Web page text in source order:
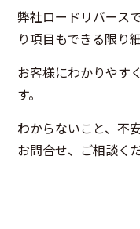
弊社ロードリバース
り項目もできる限り
お客様にわかりやす
す。
わからないこと、不
お問合せ、ご相談く